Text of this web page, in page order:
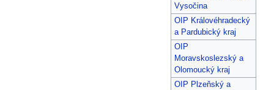
Vysočina
OIP Královéhradecký
a Pardubický kraj
OIP
Moravskoslezský a
Olomoucký kraj
OIP Plzeňský a